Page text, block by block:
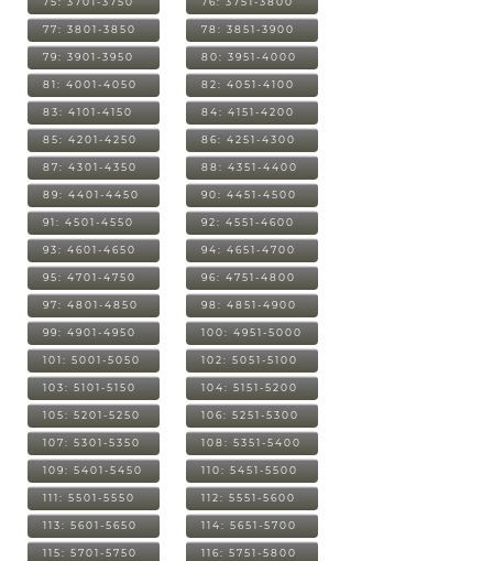
77: 3801-3850 78: 3851-3900
79: 3901-3950 80: 3951-4000
81: 4001-4050 82: 4051-4100
83: 4101-4150 84: 4151-4200
85: 4201-4250 86: 4251-4300
87: 4301-4350 88: 4351-4400
89: 4401-4450 90: 4451-4500
91: 4501-4550 92: 4551-4600
93: 4601-4650 94: 4651-4700
95: 4701-4750 96: 4751-4800
97: 4801-4850 98: 4851-4900
99: 4901-4950 100: 4951-5000
101: 5001-5050 102: 5051-5100
103: 5101-5150 104: 5151-5200
105: 5201-5250 106: 5251-5300
107: 5301-5350 108: 5351-5400
109: 5401-5450 110: 5451-5500
111: 5501-5550 112: 5551-5600
113: 5601-5650 114: 5651-5700
115: 5701-5750 116: 5751-5800